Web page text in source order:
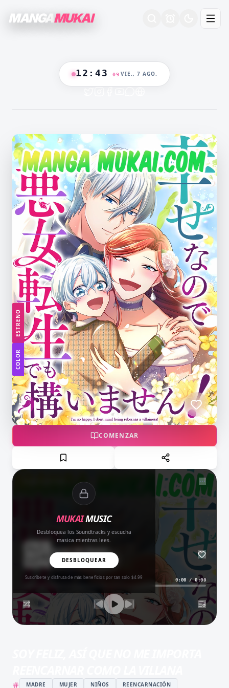
MANGA MUKAI
12 :43 10 VIE., 7 AGO.
ESTRENO
COLOR
COMENZAR
MUKAIMUSIC
Desbloquea los Soundtracks y escucha
masica mientras lees.
DESBLOQUEAR
Suscríbete y disfruta de más beneficios por tan solo $4.99
Amor del Bueno
BALADA
0:00 /0:00
MADRE MUJER NIÑOS
REENCARNACIÓN